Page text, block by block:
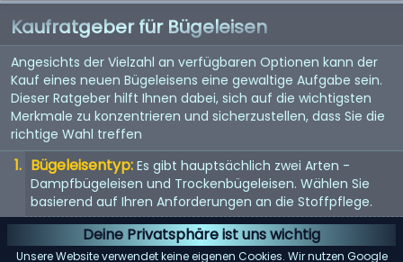
Deine Privatsphäre ist uns wichtig
Unsere Website verwendet keine eigenen Cookies. Wir nutzen Google
Kaufratgeber für Bügeleisen
Angesichts der Vielzahl an verfügbaren Optionen kann der
Kauf eines neuen Bügeleisens eine gewaltige Aufgabe sein.
Dieser Ratgeber hilft Ihnen dabei, sich auf die wichtigsten
Merkmale zu konzentrieren und sicherzustellen, dass Sie die
richtige Wahl treffen
Bügeleisentyp: Es gibt hauptsächlich zwei Arten -
Dampfbügeleisen und Trockenbügeleisen. Wählen Sie
basierend auf Ihren Anforderungen an die Stoffpflege.
Material der Bügelsohle: Die Bügelsohle ist die Basis des
Bügeleisens. Antihaftbeschichtung, Edelstahl und Keramik